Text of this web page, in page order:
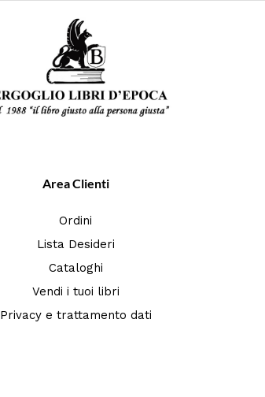
Area Clienti
Ordini
Lista Desideri
Cataloghi
Vendi i tuoi libri
Privacy e trattamento dati